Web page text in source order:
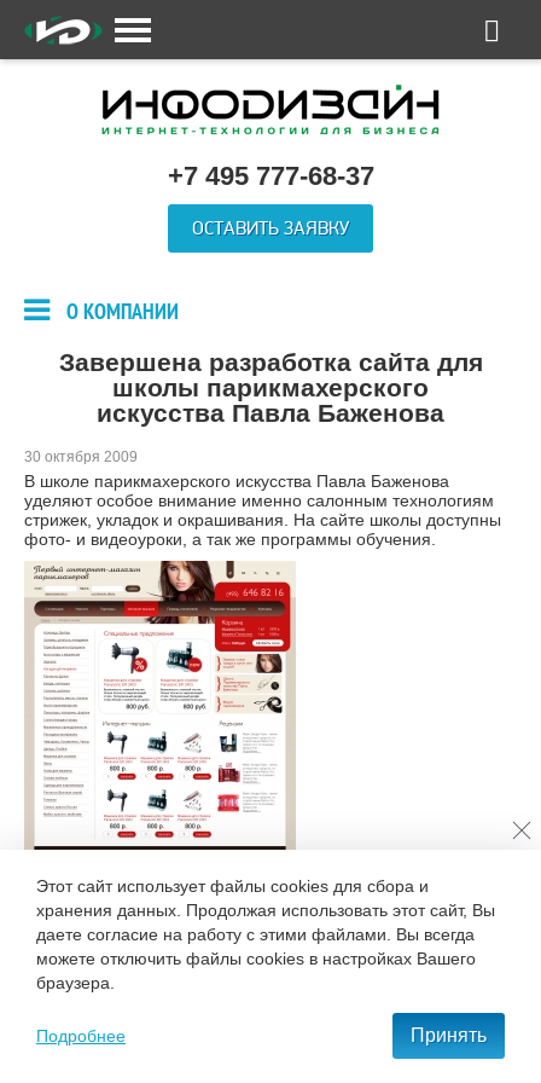
+7 495 777-68-37
ОСТАВИТЬ ЗАЯВКУ
О КОМПАНИИ
Завершена разработка сайта для
школы парикмахерского
искусства Павла Баженова
30 октября 2009
В школе парикмахерского искусства Павла Баженова
уделяют особое внимание именно салонным технологиям
стрижек, укладок и окрашивания. На сайте школы доступны
фото- и видеоуроки, а так же программы обучения.
Вернуться к списку новостей
+7 495 777-68-37
С нами удобно и приятно работать!
Этот сайт использует файлы cookies для сбора и
хранения данных. Продолжая использовать этот сайт, Вы
даете согласие на работу с этими файлами. Вы всегда
можете отключить файлы cookies в настройках Вашего
браузера.
Подробнее Принять